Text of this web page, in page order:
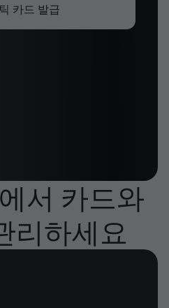
카드 발급
서 카드와
리하세요